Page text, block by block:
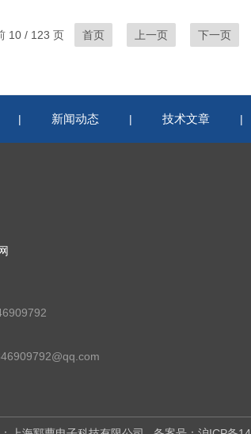
10 / 123 页 首页 上一页 下一页
| 新闻动态 | 技术文章 |